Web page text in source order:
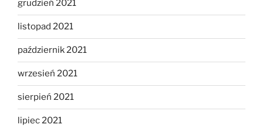
grudzień 2021
listopad 2021
październik 2021
wrzesień 2021
sierpień 2021
lipiec 2021